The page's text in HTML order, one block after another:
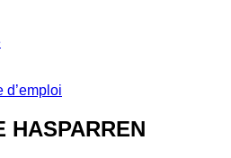
d’emploi
HASPARREN